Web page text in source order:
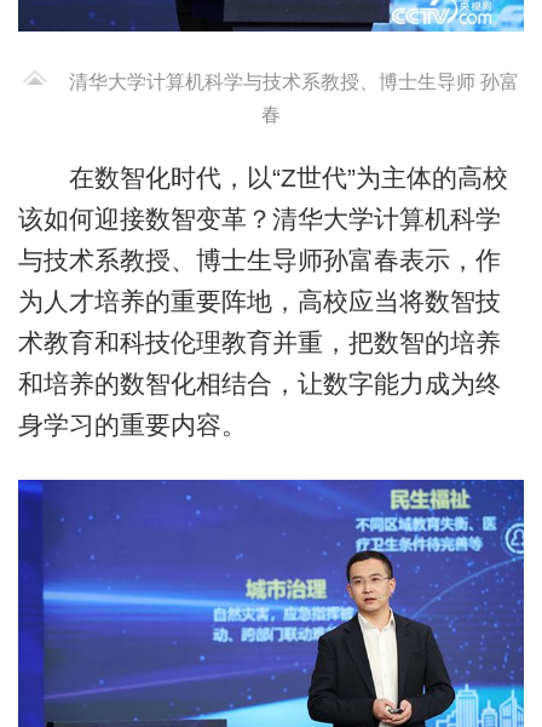
清华大学计算机科学与技术系教授、博士生导师 孙富
春
在数智化时代，以“Z世代”为主体的高校
该如何迎接数智变革？清华大学计算机科学
与技术系教授、博士生导师孙富春表示，作
为人才培养的重要阵地，高校应当将数智技
术教育和科技伦理教育并重，把数智的培养
和培养的数智化相结合，让数字能力成为终
身学习的重要内容。